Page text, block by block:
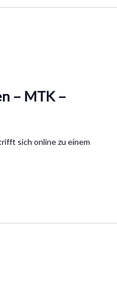
– MTK –
sich online zu einem